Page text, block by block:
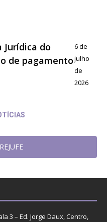
Jurídica do
de pagamento
6 de
julho
de
2026
3 – Ed. Jorge Daux, Centro,